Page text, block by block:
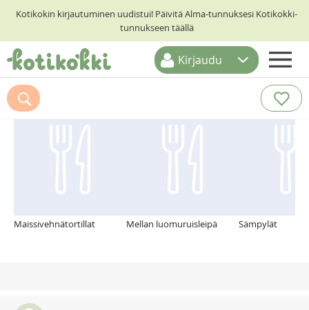
Kotikokin kirjautuminen uudistui! Päivitä Alma-tunnuksesi Kotikokki-
tunnukseen täällä
ETUSIVU
RESEPTIHAKU
Kirjaudu
Suosittelemme myös
Maissivehnätortillat Mellan luomuruisleipä Sämpylät